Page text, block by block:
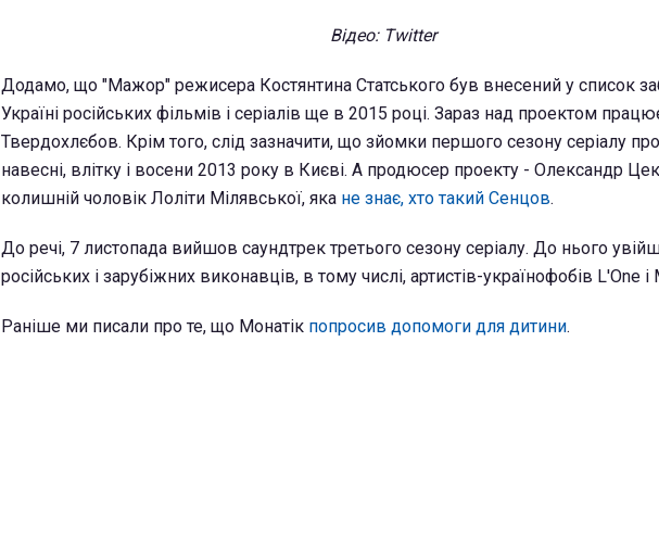
Відео: Twitter
Додамо, що "Мажор" режисера Костянтина Статського був внесений у список
Україні російських фільмів і серіалів ще в 2015 році. Зараз над проектом
Твердохлєбов. Крім того, слід зазначити, що зйомки першого сезону серіалу
навесні, влітку і восени 2013 року в Києві. А продюсер проекту - Олександр
колишній чоловік Лоліти Мілявської, яка не знає, хто такий Сенцов.
До речі, 7 листопада вийшов саундтрек третього сезону серіалу. До нього
російських і зарубіжних виконавців, в тому числі, артистів-українофобів L'One і
Раніше ми писали про те, що Монатік попросив допомоги для дитини.